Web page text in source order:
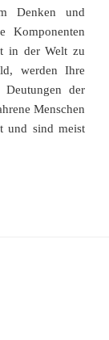
Denken und
Komponenten
in der Welt zu
werden Ihre
der
Menschen
und sind meist